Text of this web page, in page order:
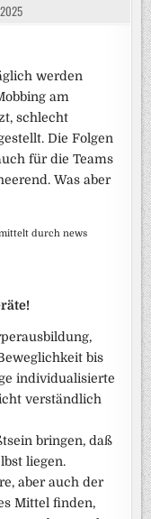
werden
am
schlecht
Die Folgen
für die Teams
Was aber
durch news
bis
individualisierte
verständlich
bringen, daß
liegen.
aber auch der
Mittel finden,